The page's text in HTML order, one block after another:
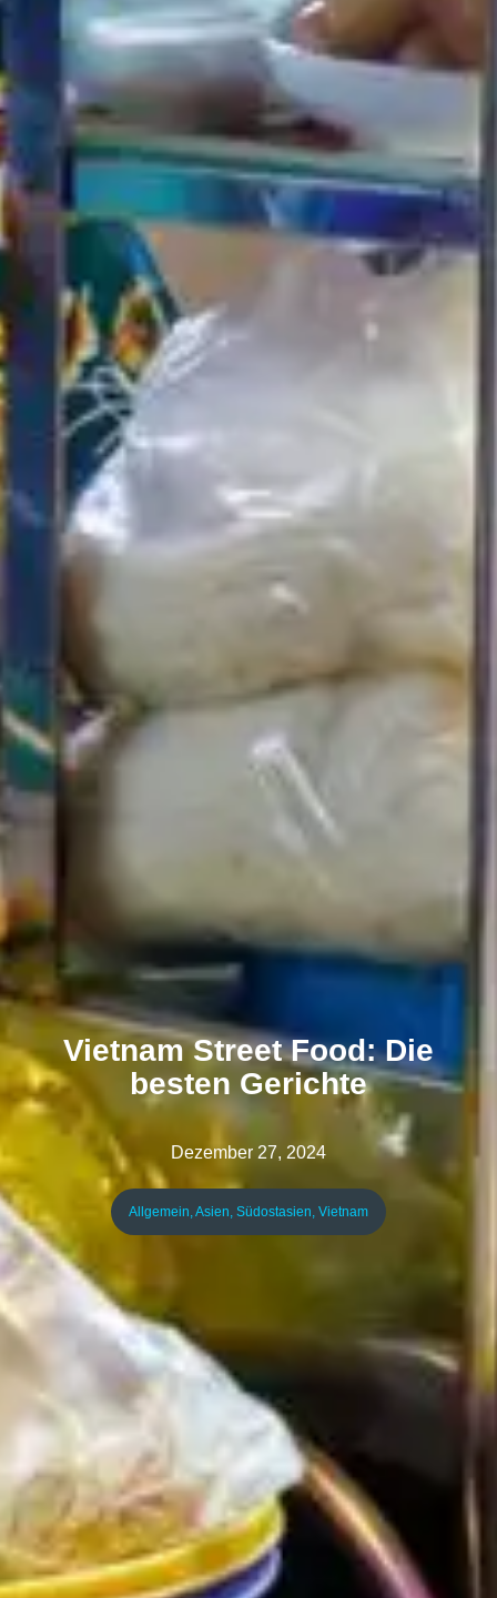
Vietnam Street Food: Die
besten Gerichte
Dezember 27, 2024
Allgemein,Asien, Südostasien, Vietnam